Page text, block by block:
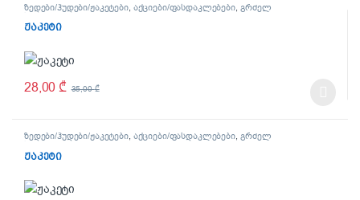
ზედები/ჰუდები/ჟაკეტები, აქციები/ფასდაკლებები, გრძელ
სახელოებიანი ზედები
ჟაკეტი
28,00₾ 35,00₾
ზედები/ჰუდები/ჟაკეტები, აქციები/ფასდაკლებები, გრძელ
სახელოებიანი ზედები
ჟაკეტი